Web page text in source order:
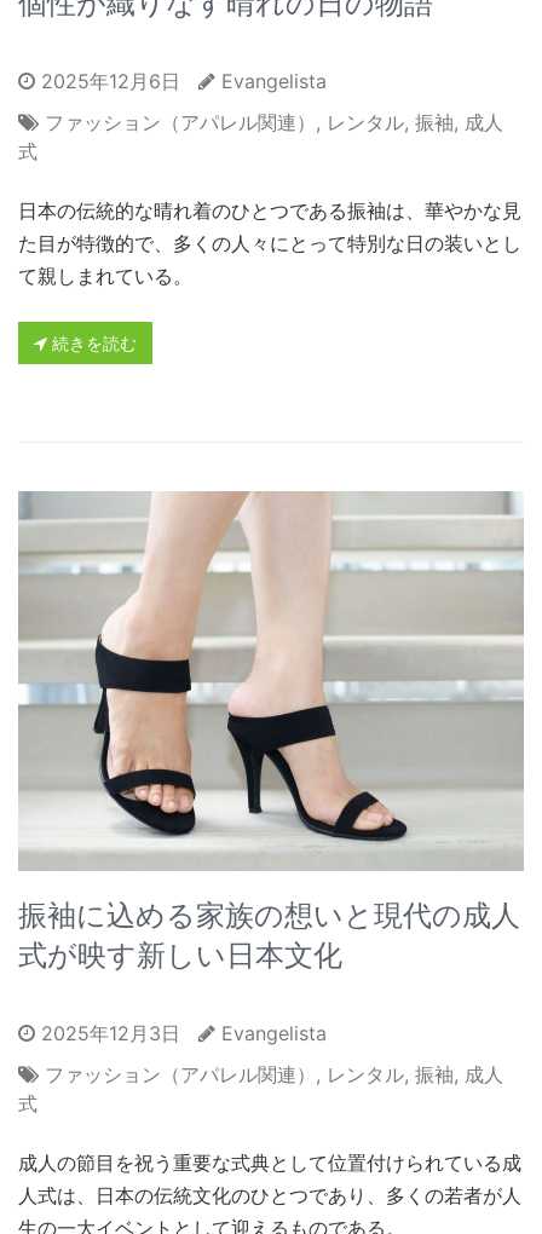
2025年12月6日
Evangelista
ファッション（アパレル関連） , レンタル, 振袖, 成人
式
日本の伝統的な晴れ着のひとつである振袖は、華やかな見
た目が特徴的で、多くの人々にとって特別な日の装いとし
て親しまれている。
続きを読む
振袖に込める家族の想いと現代の成人
式が映す新しい日本文化
2025年12月3日
Evangelista
ファッション（アパレル関連） , レンタル, 振袖, 成人
式
成人の節目を祝う重要な式典として位置付けられている成
人式は、日本の伝統文化のひとつであり、多くの若者が人
生の一大イベントとして迎えるものである。